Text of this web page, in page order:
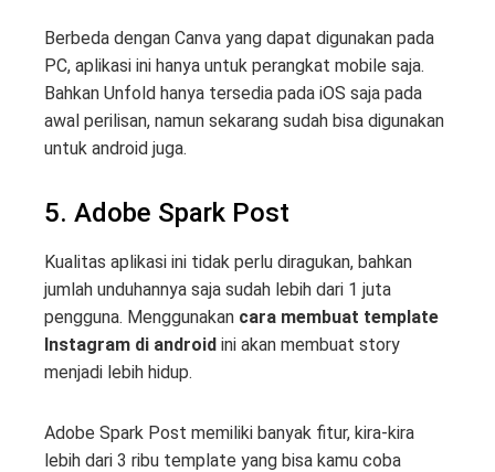
Berbeda dengan Canva yang dapat digunakan pada
PC, aplikasi ini hanya untuk perangkat mobile saja.
Bahkan Unfold hanya tersedia pada iOS saja pada
awal perilisan, namun sekarang sudah bisa digunakan
untuk android juga.
5. Adobe Spark Post
Kualitas aplikasi ini tidak perlu diragukan, bahkan
jumlah unduhannya saja sudah lebih dari 1 juta
pengguna. Menggunakan cara membuat template
Instagram di android ini akan membuat story
menjadi lebih hidup.
Adobe Spark Post memiliki banyak fitur, kira-kira
lebih dari 3 ribu template yang bisa kamu coba